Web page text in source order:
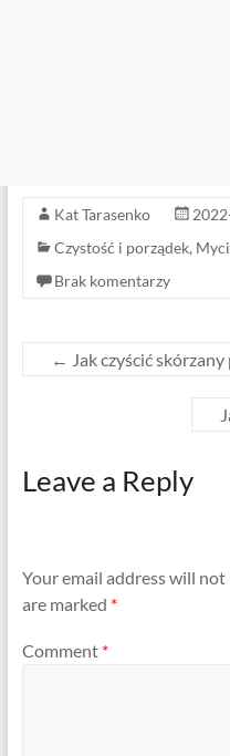
Kat Tarasenko
Czystość i porządek,
Brak komentarzy
← Jak czyścić
Leave a Reply
Your email address will not
are marked *
Comment *